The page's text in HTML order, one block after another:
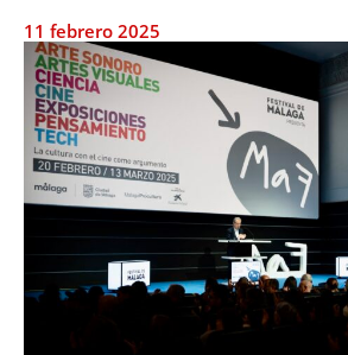
11 febrero 2025